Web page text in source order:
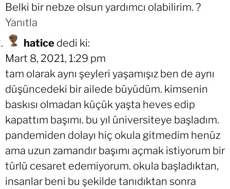
Belki bir nebze olsun yardımcı olabilirim. ?
Yanıtla
hatice dedi ki:
Mart 8, 2021, 1:29 pm
tam olarak aynı şeyleri yaşamışız ben de aynı
düşüncedeki bir ailede büyüdüm. kimsenin
baskısı olmadan küçük yaşta heves edip
kapattım başımı. bu yıl üniversiteye başladım.
pandemiden dolayı hiç okula gitmedim henüz
ama uzun zamandır başımı açmak istiyorum bir
türlü cesaret edemiyorum. okula başladıktan,
insanlar beni bu şekilde tanıdıktan sonra